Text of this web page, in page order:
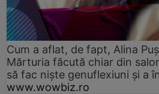
Cum a aflat, de fapt, Alina
Mărturia făcută chiar din
să fac niște genuflexiuni și a
www.wowbiz.ro